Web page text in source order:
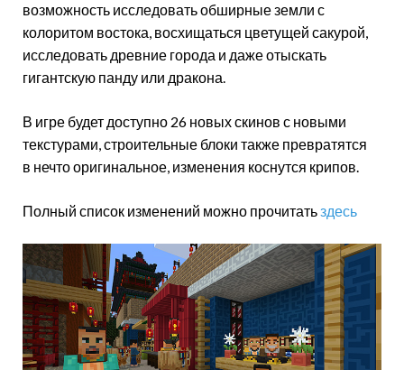
возможность исследовать обширные земли с
колоритом востока, восхищаться цветущей сакурой,
исследовать древние города и даже отыскать
гигантскую панду или дракона.
В игре будет доступно 26 новых скинов с новыми
текстурами, строительные блоки также превратятся
в нечто оригинальное, изменения коснутся крипов.
Полный список изменений можно прочитатьздесь